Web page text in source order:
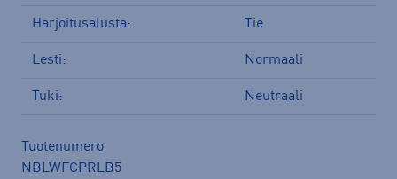
Harjoitusalusta: Tie
Lesti: Normaali
Tuki: Neutraali
Tuotenumero
NBLWFCPRLB5